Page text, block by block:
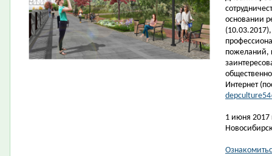
основании
(10.03.2017),
пожеланий,
Интернет
1 июня 2017